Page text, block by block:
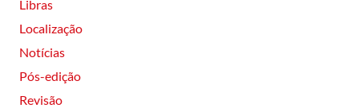
Libras
Localização
Notícias
Pós-edição
Revisão